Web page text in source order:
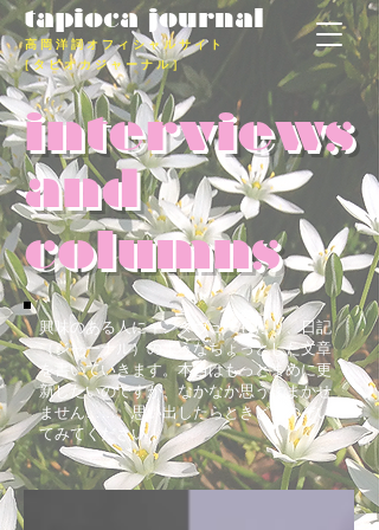
tapioca
高 岡 洋 詞 オ フ ィ シ ャ ル サ イ ト
［ タ ピ オ カ ジ ャ ー ナ ル ］
journal
interviews
and
columns
興味のある人にインタヴューしたり、日記
（ジャーナル）のようなちょっとした文章
を書いていきます。本当はもっとまめに更
新したいのですが、なかなか思うにまかせ
ません……。思い出したらときどきのぞい
てみてください！